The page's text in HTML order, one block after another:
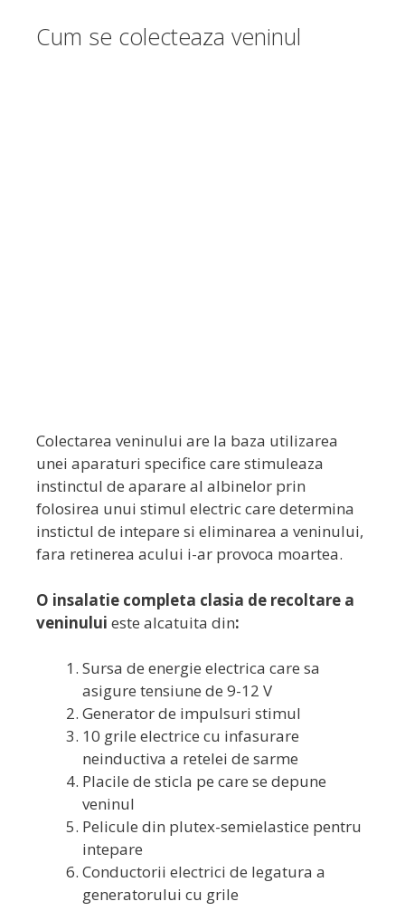
Cum se colecteaza veninul
Colectarea veninului are la baza utilizarea
unei aparaturi specifice care stimuleaza
instinctul de aparare al albinelor prin
folosirea unui stimul electric care determina
instictul de intepare si eliminarea a veninului,
fara retinerea acului i-ar provoca moartea.
O insalatie completa clasia de recoltare a
veninului este alcatuita din:
Sursa de energie electrica care sa
asigure tensiune de 9-12 V
Generator de impulsuri stimul
10 grile electrice cu infasurare
neinductiva a retelei de sarme
Placile de sticla pe care se depune
veninul
Pelicule din plutex-semielastice pentru
intepare
Conductorii electrici de legatura a
generatorului cu grile